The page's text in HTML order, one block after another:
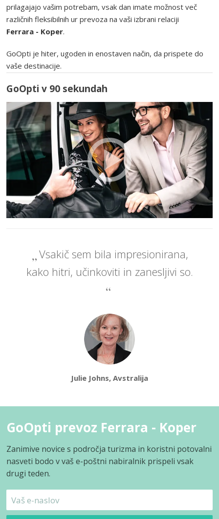
prilagajajo vašim potrebam, vsak dan imate možnost več
različnih fleksibilnih ur prevoza na vaši izbrani relaciji
Ferrara - Koper.
GoOpti je hiter, ugoden in enostaven način, da prispete do
vaše destinacije.
GoOpti v 90 sekundah
Vsakič sem bila impresionirana,
kako hitri, učinkoviti in zanesljivi so.
Julie Johns, Avstralija
GoOpti prevoz Ferrara - Koper
Zanimive novice s področja turizma in koristni potovalni
nasveti bodo v vaš e-poštni nabiralnik prispeli vsak
drugi teden.